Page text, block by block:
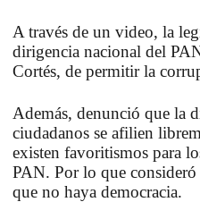
A través de un video, la
dirigencia nacional del
Cortés, de permitir la
Además, denunció que la
ciudadanos se afilien
existen favoritismos para
PAN. Por lo que
que no haya democracia.